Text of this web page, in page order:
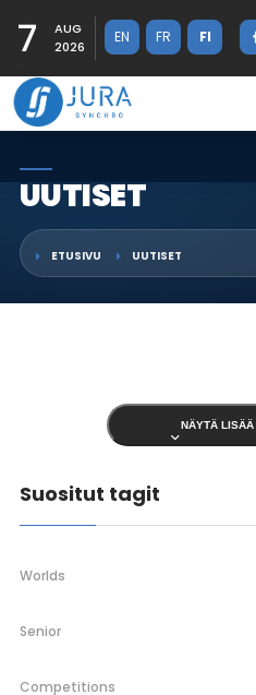
7
AUG
2026
EN FR FI
UUTISET
ETUSIVU UUTISET
NÄYTÄ
Suositut tagit
Worlds
Senior
Competitions